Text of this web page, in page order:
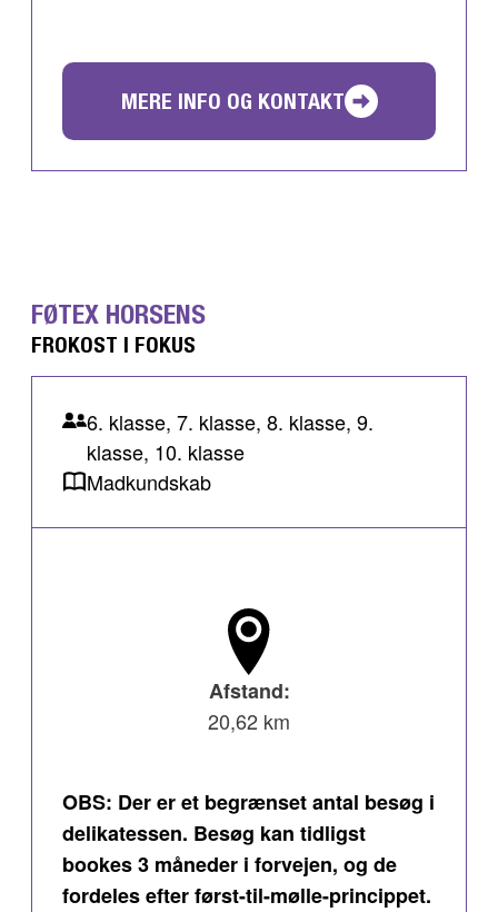
MERE INFO OG KONTAKT
FØTEX HORSENS
FROKOST I FOKUS
6. klasse, 7. klasse, 8. klasse, 9.
klasse, 10. klasse
Madkundskab
Afstand:
20,62 km
OBS: Der er et begrænset antal besøg i
delikatessen. Besøg kan tidligst
bookes 3 måneder i forvejen, og de
fordeles efter først-til-mølle-princippet.